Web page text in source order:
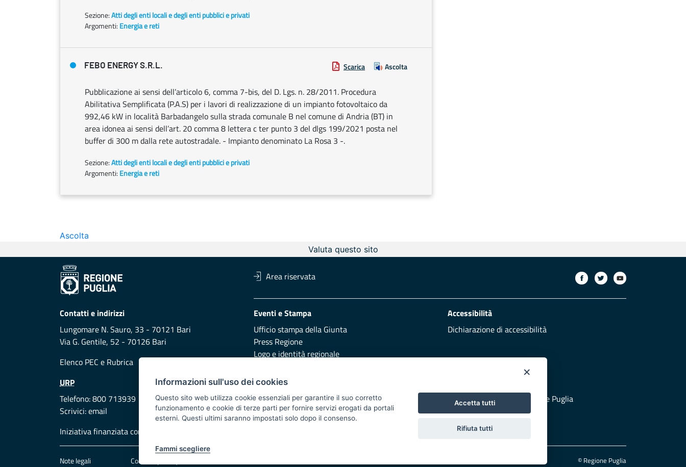
Sezione:Atti degli enti locali e degli enti pubblici e privati
Argomenti: Energia e reti
FEBO ENERGY S.R.L. Scarica Ascolta
Pubblicazione ai sensi dell’articolo 6, comma 7-bis, del D. Lgs. n. 28/2011. Procedura
Abilitativa Semplificata (P.A.S) per i lavori di realizzazione di un impianto fotovoltaico da
992,46 kW in località Barbadangelo sulla strada comunale B nel comune di Andria (BT) in
area idonea ai sensi dell’art. 20 comma 8 lettera c ter punto 3 del dlgs 199/2021 posta nel
buffer di 300 m dalla rete autostradale. - Impianto denominato La Rosa 3 -.
Sezione:Atti degli enti locali e degli enti pubblici e privati
Argomenti: Energia e reti
Ascolta
Valuta questo sito
Area riservata
Contatti e indirizzi
Lungomare N. Sauro, 33 - 70121 Bari
Via G. Gentile, 52 - 70126 Bari
Elenco PEC e Rubrica
Eventi e Stampa
Ufficio stampa della Giunta
Press Regione
Logo e identità regionale
Accessibilità
Dichiarazione di accessibilità
URP
Telefono: 800 713939
Scrivici:email
Redazione
Presentazione
Responsabili di pubblicazione
Vai al sito di Protezione Civile Puglia
Iniziativa finanziata con risorse del POR Puglia 2014/2020 - Asse XI
Note legali Cookie e privacy © Regione Puglia
×
Informazioni sull'uso dei cookies
Questo sito web utilizza cookie essenziali per garantire il suo corretto
funzionamento e cookie di terze parti per fornire servizi erogati da portali
esterni. Questi ultimi saranno impostati solo dopo il consenso.
Fammi scegliere
Accetta tutti
Rifiuta tutti